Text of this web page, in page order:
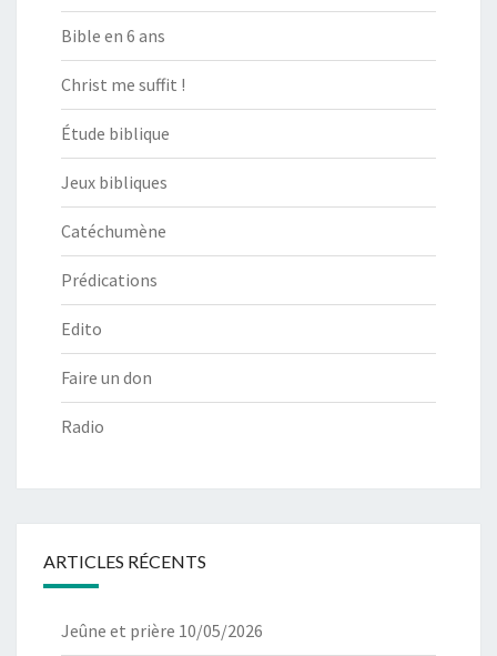
Bible en 6 ans
Christ me suffit !
Étude biblique
Jeux bibliques
Catéchumène
Prédications
Edito
Faire un don
Radio
ARTICLES RÉCENTS
Jeûne et prière 10/05/2026